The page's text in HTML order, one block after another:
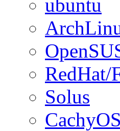
ubuntu
RedHat/
Solus
CachyOS